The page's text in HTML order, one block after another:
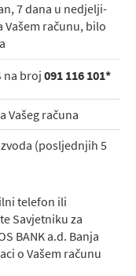
7 dana u nedjelji-
računu, bilo
na broj091 116 101*
Vašeg računa
(posljednjih 5
telefon ili
Savjetniku za
BANK a.d. Banja
o Vašem računu